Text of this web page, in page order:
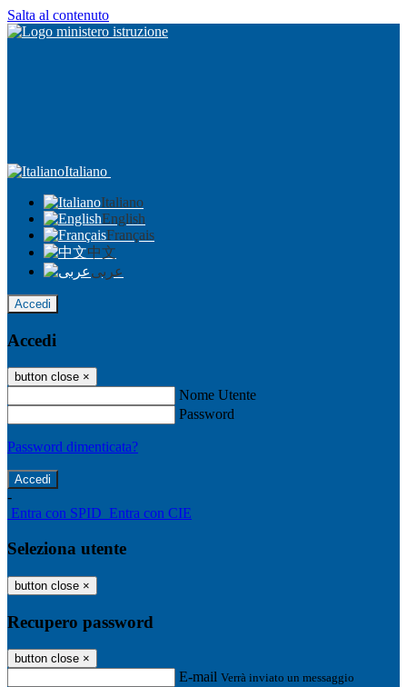
Salta al contenuto
Italiano
Italiano
English
Français
中文
عربى
Accedi
Accedi
button close ×
Nome Utente
Password
Password dimenticata?
-
Entra con SPID Entra con CIE
Seleziona utente
button close ×
Recupero password
button close ×
E-mail Verrà inviato un messaggio